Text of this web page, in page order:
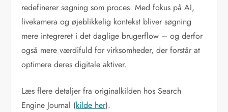
redefinerer søgning som proces. Med fokus på AI,
livekamera og øjeblikkelig kontekst bliver søgning
mere integreret i det daglige brugerflow – og derfor
også mere værdifuld for virksomheder, der forstår at
optimere deres digitale aktiver.
Læs flere detaljer fra originalkilden hos Search
Engine Journal (kilde her).